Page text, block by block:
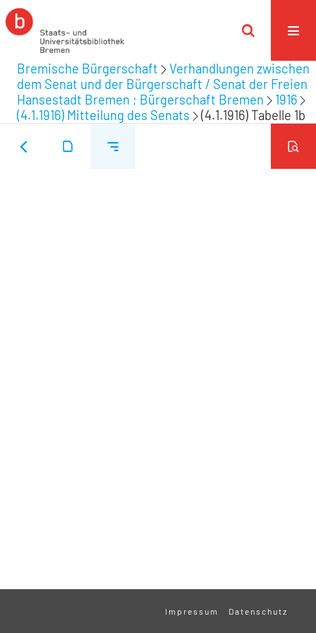
Bremische Bürgerschaft
Verhandlungen zwischen
dem Senat und der Bürgerschaft / Senat der Freien
Hansestadt Bremen ; Bürgerschaft Bremen
1916
(4.1.1916) Mitteilung des Senats
(4.1.1916) Tabelle 1b
Impressum Datenschutz